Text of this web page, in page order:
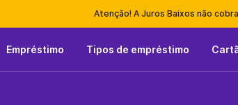
Atenção! A Juros Baixos não
Empréstimo Tipos de empréstimo